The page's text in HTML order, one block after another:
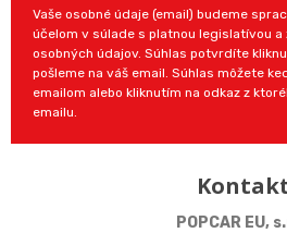
Vaše osobné údaje (email) budeme
účelom v súlade s platnou legislatívou
osobných údajov. Súhlas potvrdíte
pošleme na váš email. Súhlas môžete
emailom alebo kliknutím na odkaz z
emailu.
POPCAR EU,